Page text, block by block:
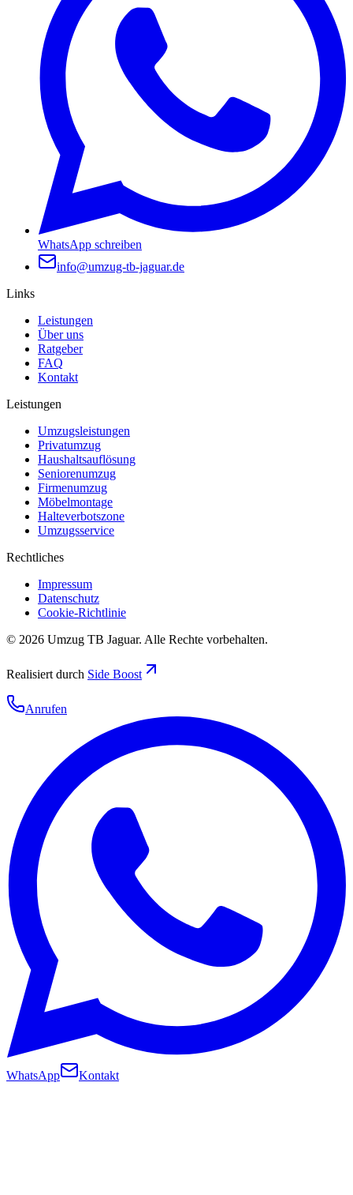
WhatsApp schreiben
info@umzug-tb-jaguar.de
Links
Leistungen
Über uns
Ratgeber
FAQ
Kontakt
Leistungen
Umzugsleistungen
Privatumzug
Haushaltsauflösung
Seniorenumzug
Firmenumzug
Möbelmontage
Halteverbotszone
Umzugsservice
Rechtliches
Impressum
Datenschutz
Cookie-Richtlinie
© 2026 Umzug TB Jaguar. Alle Rechte vorbehalten.
Realisiert durch Side Boost
Anrufen
WhatsApp Kontakt